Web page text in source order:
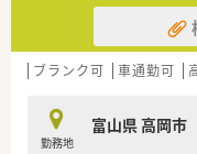
【勤務実態について
■残業はほとんど
ライベートな時間
す。
ブランク可 車通勤可
勤務地
富山県 高岡市